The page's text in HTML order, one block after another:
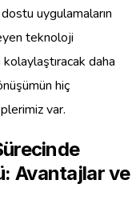
uygulamaların
teknoloji
kolaylaştıracak daha
hiç
var.
Avantajlar ve